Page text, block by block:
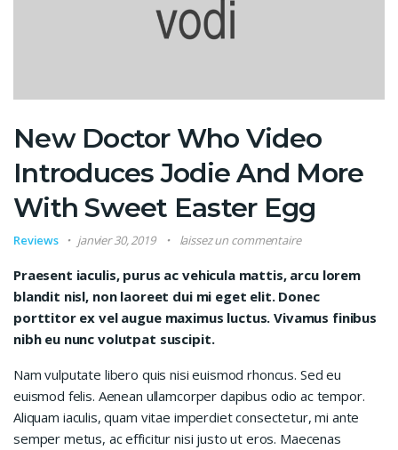
New Doctor Who Video
Introduces Jodie And More
With Sweet Easter Egg
Reviews janvier 30, 2019 laissez un commentaire
Praesent iaculis, purus ac vehicula mattis, arcu lorem
blandit nisl, non laoreet dui mi eget elit. Donec
porttitor ex vel augue maximus luctus. Vivamus finibus
nibh eu nunc volutpat suscipit.
Nam vulputate libero quis nisi euismod rhoncus. Sed eu
euismod felis. Aenean ullamcorper dapibus odio ac tempor.
Aliquam iaculis, quam vitae imperdiet consectetur, mi ante
semper metus, ac efficitur nisi justo ut eros. Maecenas